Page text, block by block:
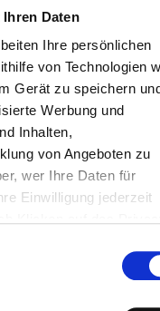
Daten
Ihre persönlichen
von Technologien
Gerät zu speichern
Werbung und
Inhalten,
von Angeboten zu
wer Ihre Daten für
Einwilligung jederzeit
Dialysis